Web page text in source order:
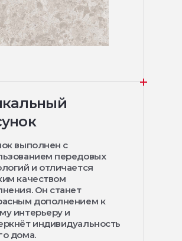
выполнен с
передовых
и отличается
качеством
Он станет
дополнением к
интерьеру и
индивидуальность
дома.